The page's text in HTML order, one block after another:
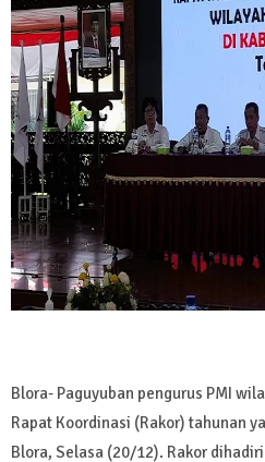
Blora- Paguyuban pengurus PMI
Rapat Koordinasi (Rakor) tahunan
Blora, Selasa (20/12). Rakor